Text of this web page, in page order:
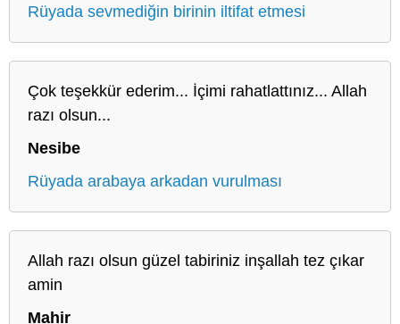
Rüyada sevmediğin birinin iltifat etmesi
Çok teşekkür ederim... İçimi rahatlattınız... Allah
razı olsun...
Nesibe
Rüyada arabaya arkadan vurulması
Allah razı olsun güzel tabiriniz inşallah tez çıkar
amin
Mahir